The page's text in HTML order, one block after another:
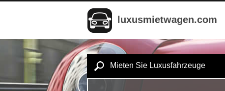
luxusmietwagen.com
Mieten Sie Luxusfahrzeuge